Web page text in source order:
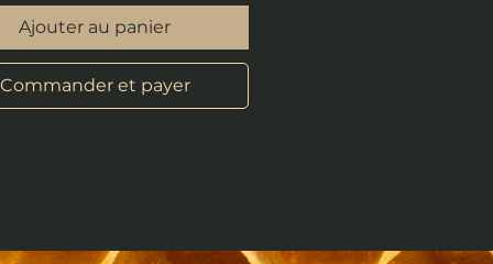
Ajouter au panier
Commander et payer